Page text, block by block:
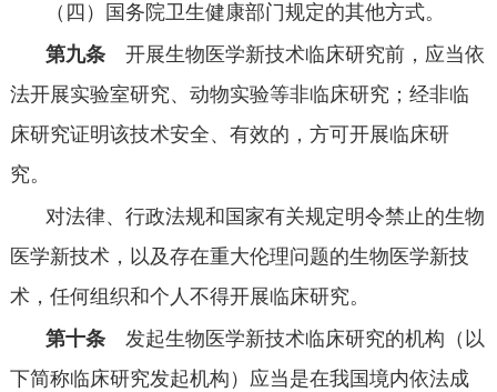
（四）国务院卫生健康部门规定的其他方式。
第九条 开展生物医学新技术临床研究前，应当依
法开展实验室研究、动物实验等非临床研究；经非临
床研究证明该技术安全、有效的，方可开展临床研
究。
对法律、行政法规和国家有关规定明令禁止的生物
医学新技术，以及存在重大伦理问题的生物医学新技
术，任何组织和个人不得开展临床研究。
第十条 发起生物医学新技术临床研究的机构（以
下简称临床研究发起机构）应当是在我国境内依法成